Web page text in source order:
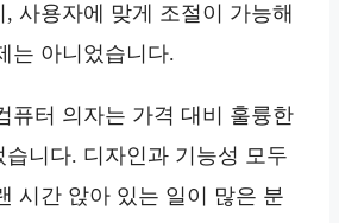
사용자에 맞게 조절이 가능해
는 아니었습니다.
퓨터 의자는 가격 대비 훌륭한
습니다. 디자인과 기능성 모두
시간 앉아 있는 일이 많은 분